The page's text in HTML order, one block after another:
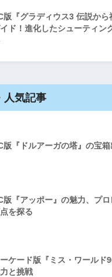
版『グラディウス3 伝説から
ド！進化したシューティン
人気記事
版『ドルアーガの塔』の宝
版『アッポー』の魅力、プ
を探る
ケード版『ミス・ワールド
と挑戦